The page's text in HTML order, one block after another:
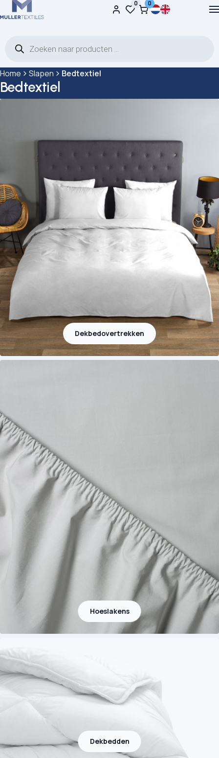
Ga naar de inhoud 0 0
Home Slapen Bedtextiel
Bedtextiel
Dekbedovertrekken
Hoeslakens
Dekbedden